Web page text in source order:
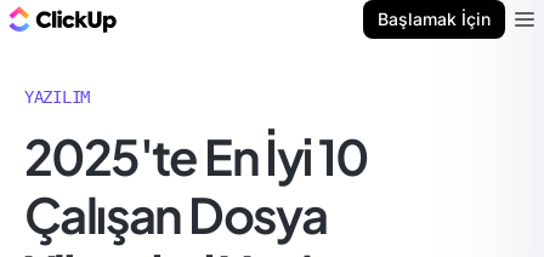
Başlamak İçin
YAZILIM
2025'te En İyi 10
Çalışan Dosya